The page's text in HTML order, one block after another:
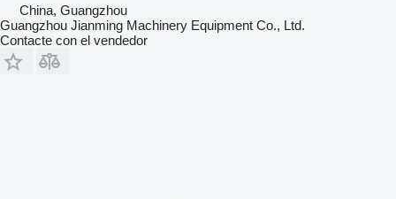
China, Guangzhou
Guangzhou Jianming Machinery Equipment Co., Ltd.
Contacte con el vendedor